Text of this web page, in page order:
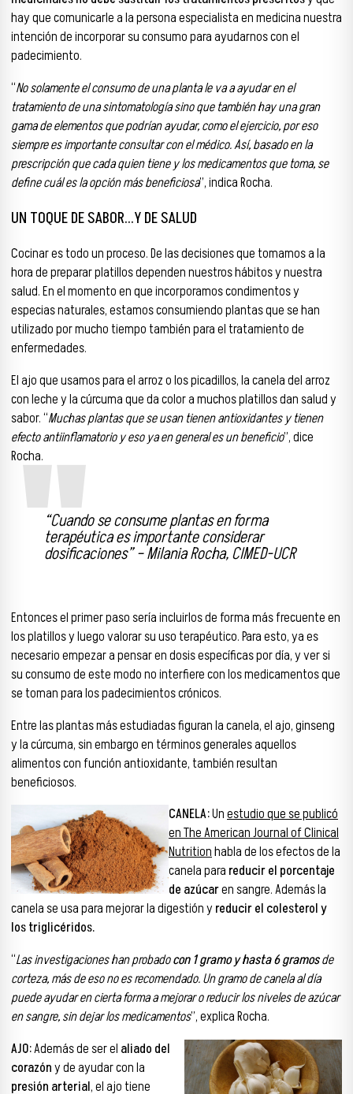
hay que comunicarle a la persona especialista en medicina nuestra
intención de incorporar su consumo para ayudarnos con el
padecimiento.
“No solamente el consumo de una planta le va a ayudar en el
tratamiento de una sintomatología sino que también hay una gran
gama de elementos que podrían ayudar, como el ejercicio, por eso
siempre es importante consultar con el médico. Así, basado en la
prescripción que cada quien tiene y los medicamentos que toma, se
define cuál es la opción más beneficiosa”, indica Rocha.
UN TOQUE DE SABOR…Y DE SALUD
Cocinar es todo un proceso. De las decisiones que tomamos a la
hora de preparar platillos dependen nuestros hábitos y nuestra
salud. En el momento en que incorporamos condimentos y
especias naturales, estamos consumiendo plantas que se han
utilizado por mucho tiempo también para el tratamiento de
enfermedades.
El ajo que usamos para el arroz o los picadillos, la canela del arroz
con leche y la cúrcuma que da color a muchos platillos dan salud y
sabor. “Muchas plantas que se usan tienen antioxidantes y tienen
efecto antiinflamatorio y eso ya en general es un beneficio”, dice
Rocha.
“Cuando se consume plantas en forma
terapéutica es importante considerar
dosificaciones” – Milania Rocha, CIMED-UCR
Entonces el primer paso sería incluirlos de forma más frecuente en
los platillos y luego valorar su uso terapéutico. Para esto, ya es
necesario empezar a pensar en dosis específicas por día, y ver si
su consumo de este modo no interfiere con los medicamentos que
se toman para los padecimientos crónicos.
Entre las plantas más estudiadas figuran la canela, el ajo, ginseng
y la cúrcuma, sin embargo en términos generales aquellos
alimentos con función antioxidante, también resultan
beneficiosos.
CANELA:Unestudio que se publicó
en The American Journal of Clinical
Nutritionhabla de los efectos de la
canela para reducir el porcentaje
de azúcaren sangre. Además la
canela se usa para mejorar la digestión y reducir el colesterol y
los triglicéridos.
“Las investigaciones han probadocon 1 gramo y hasta 6 gramosde
corteza, más de eso no es recomendado. Un gramo de canela al día
puede ayudar en cierta forma a mejorar o reducir los niveles de azúcar
en sangre, sin dejar los medicamentos”, explica Rocha.
AJO:Además de ser el aliado del
corazóny de ayudar con la
presión arterial, el ajo tiene